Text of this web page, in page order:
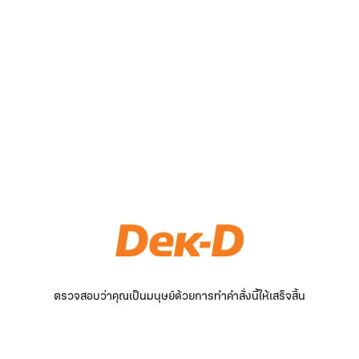
ตรวจสอบว่าคุณเป็นมนุษย์ด้วยการทำคำสั่งนี้ให้เสร็จสิ้น